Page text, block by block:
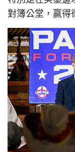
對簿公堂，贏得